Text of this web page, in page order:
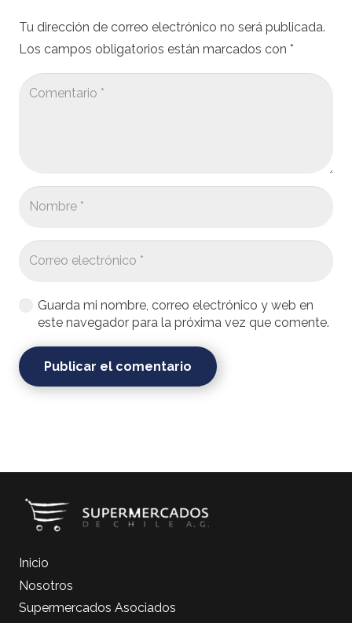
Tu dirección de correo electrónico no será publicada.
Los campos obligatorios están marcados con *
Guarda mi nombre, correo electrónico y web en
este navegador para la próxima vez que comente.
Publicar el comentario
Inicio
Nosotros
Supermercados Asociados